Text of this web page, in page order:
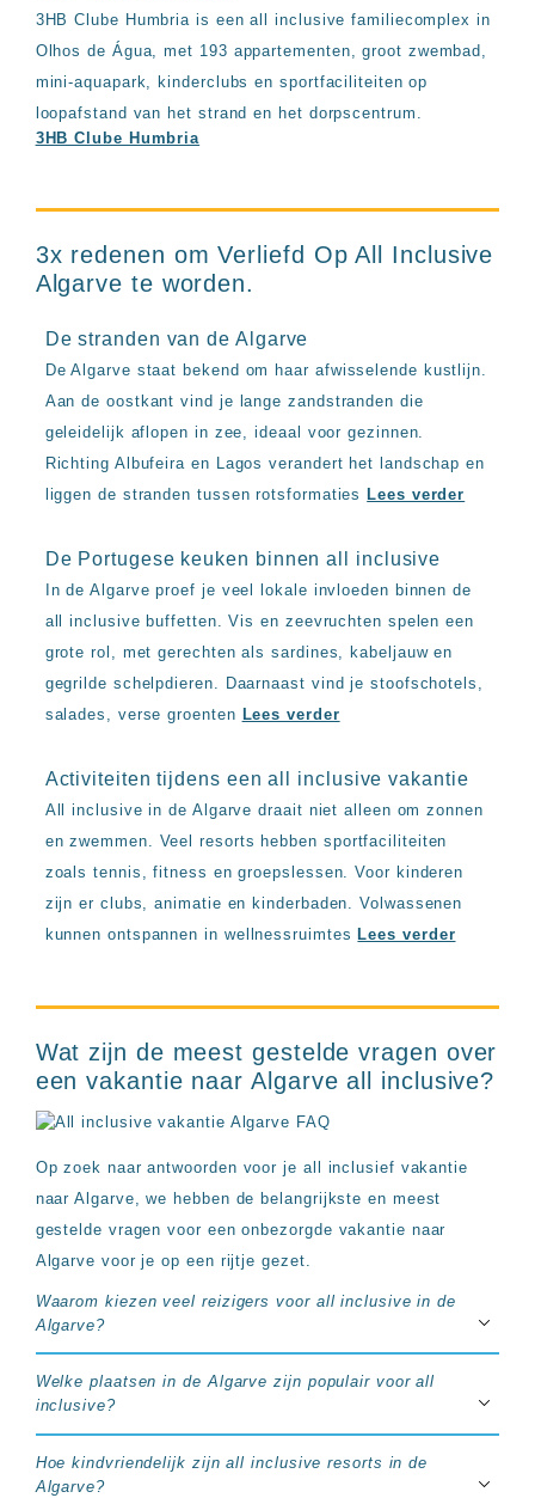
3HB Clube Humbria is een all inclusive familiecomplex in
Olhos de Água, met 193 appartementen, groot zwembad,
mini-aquapark, kinderclubs en sportfaciliteiten op
loopafstand van het strand en het dorpscentrum.
3HB Clube Humbria
3x redenen om Verliefd Op All Inclusive
Algarve te worden.
De stranden van de Algarve
De Algarve staat bekend om haar afwisselende kustlijn.
Aan de oostkant vind je lange zandstranden die
geleidelijk aflopen in zee, ideaal voor gezinnen.
Richting Albufeira en Lagos verandert het landschap en
liggen de stranden tussen rotsformaties Lees verder
De Portugese keuken binnen all inclusive
In de Algarve proef je veel lokale invloeden binnen de
all inclusive buffetten. Vis en zeevruchten spelen een
grote rol, met gerechten als sardines, kabeljauw en
gegrilde schelpdieren. Daarnaast vind je stoofschotels,
salades, verse groenten Lees verder
Activiteiten tijdens een all inclusive vakantie
All inclusive in de Algarve draait niet alleen om zonnen
en zwemmen. Veel resorts hebben sportfaciliteiten
zoals tennis, fitness en groepslessen. Voor kinderen
zijn er clubs, animatie en kinderbaden. Volwassenen
kunnen ontspannen in wellnessruimtes Lees verder
Wat zijn de meest gestelde vragen over
een vakantie naar Algarve all inclusive?
Op zoek naar antwoorden voor je all inclusief vakantie
naar Algarve, we hebben de belangrijkste en meest
gestelde vragen voor een onbezorgde vakantie naar
Algarve voor je op een rijtje gezet.
Waarom kiezen veel reizigers voor all inclusive in de
Algarve?
Welke plaatsen in de Algarve zijn populair voor all
inclusive?
Hoe kindvriendelijk zijn all inclusive resorts in de
Algarve?